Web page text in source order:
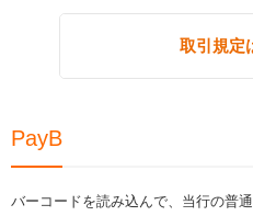
取引規定
PayB
バーコードを読み込んで、当行の普